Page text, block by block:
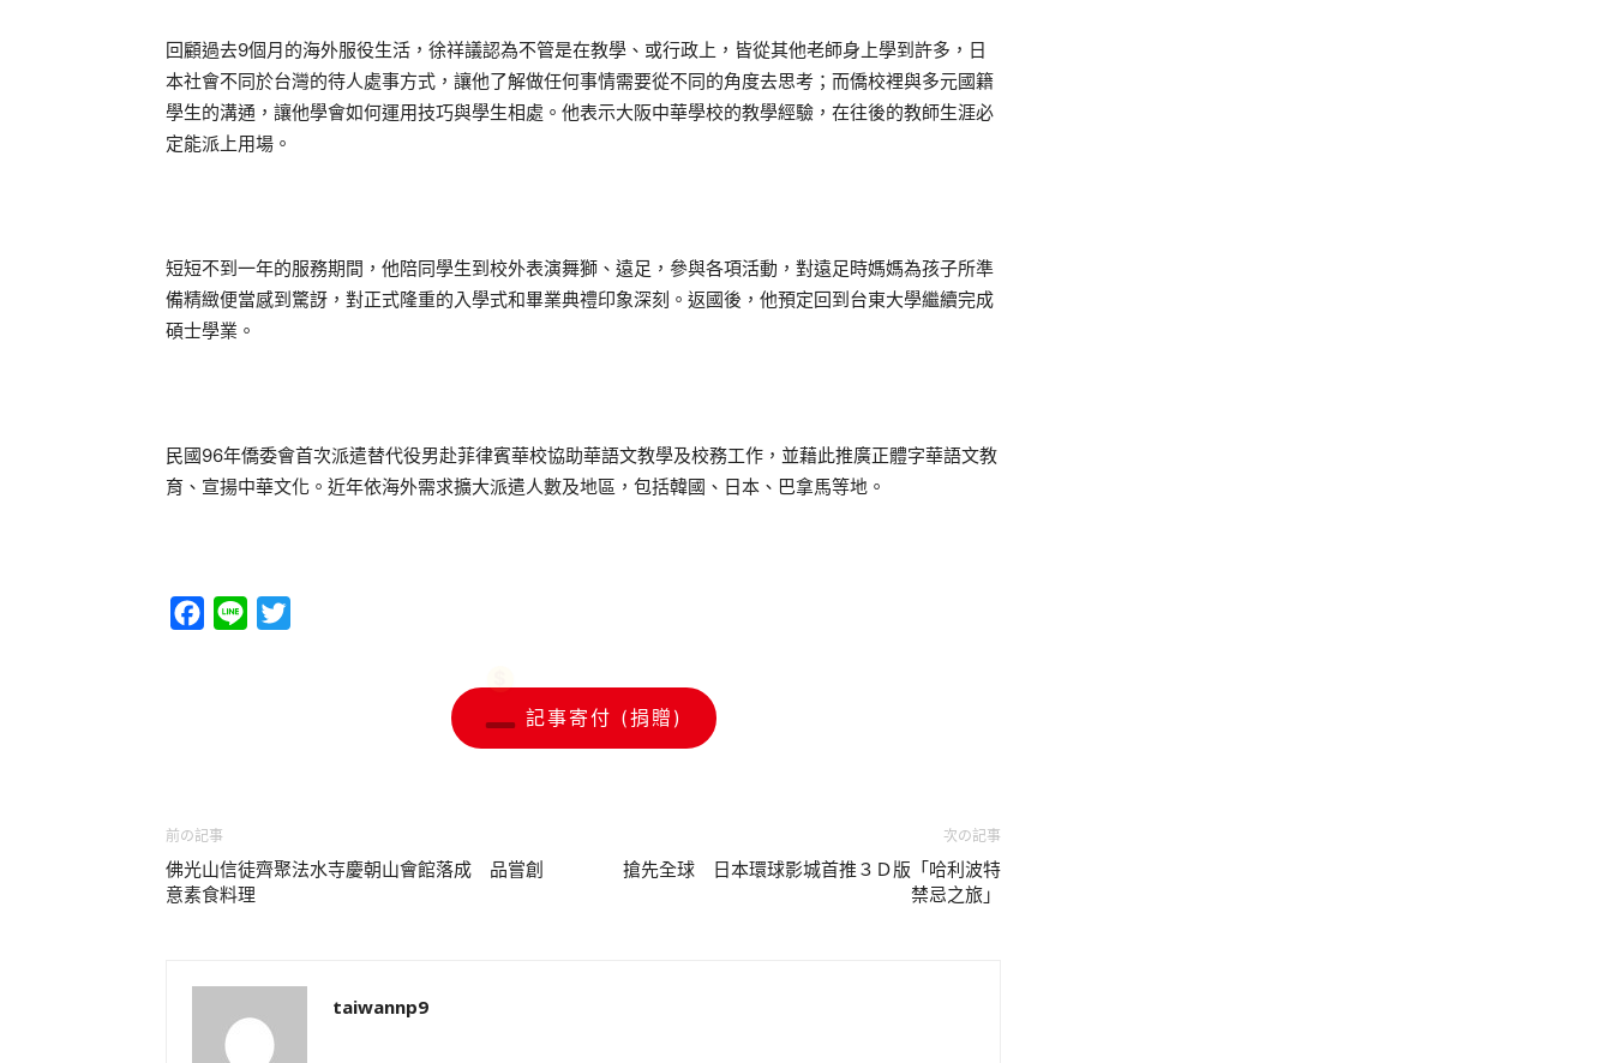
回顧過去9個月的海外服役生活，徐祥議認為不管是在教學、或行政上，皆從其他老師身上學到許多，日
本社會不同於台灣的待人處事方式，讓他了解做任何事情需要從不同的角度去思考；而僑校裡與多元國籍
學生的溝通，讓他學會如何運用技巧與學生相處。他表示大阪中華學校的教學經驗，在往後的教師生涯必
定能派上用場。
短短不到一年的服務期間，他陪同學生到校外表演舞獅、遠足，參與各項活動，對遠足時媽媽為孩子所準
備精緻便當感到驚訝，對正式隆重的入學式和畢業典禮印象深刻。返國後，他預定回到台東大學繼續完成
碩士學業。
民國96年僑委會首次派遣替代役男赴菲律賓華校協助華語文教學及校務工作，並藉此推廣正體字華語文教
育、宣揚中華文化。近年依海外需求擴大派遣人數及地區，包括韓國、日本、巴拿馬等地。
Facebook
Line
記事寄付 (捐贈)
前の記事
佛光山信徒齊聚法水寺慶朝山會館落成 品嘗創
意素食料理
次の記事
搶先全球 日本環球影城首推３Ｄ版「哈利波特
禁忌之旅」
taiwannp9